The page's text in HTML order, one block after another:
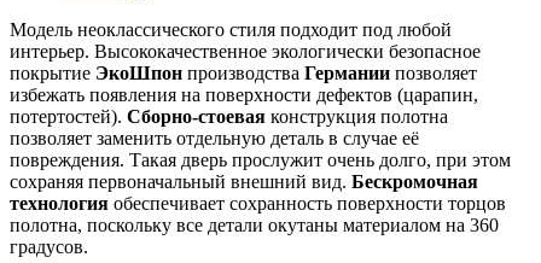
Модель неоклассического стиля подходит под любой
интерьер. Высококачественное экологически безопасное
покрытие ЭкоШпон производства Германии позволяет
избежать появления на поверхности дефектов (царапин,
потертостей). Сборно-стоевая конструкция полотна
позволяет заменить отдельную деталь в случае её
повреждения. Такая дверь прослужит очень долго, при этом
сохраняя первоначальный внешний вид. Бескромочная
технология обеспечивает сохранность поверхности торцов
полотна, поскольку все детали окутаны материалом на 360
градусов.